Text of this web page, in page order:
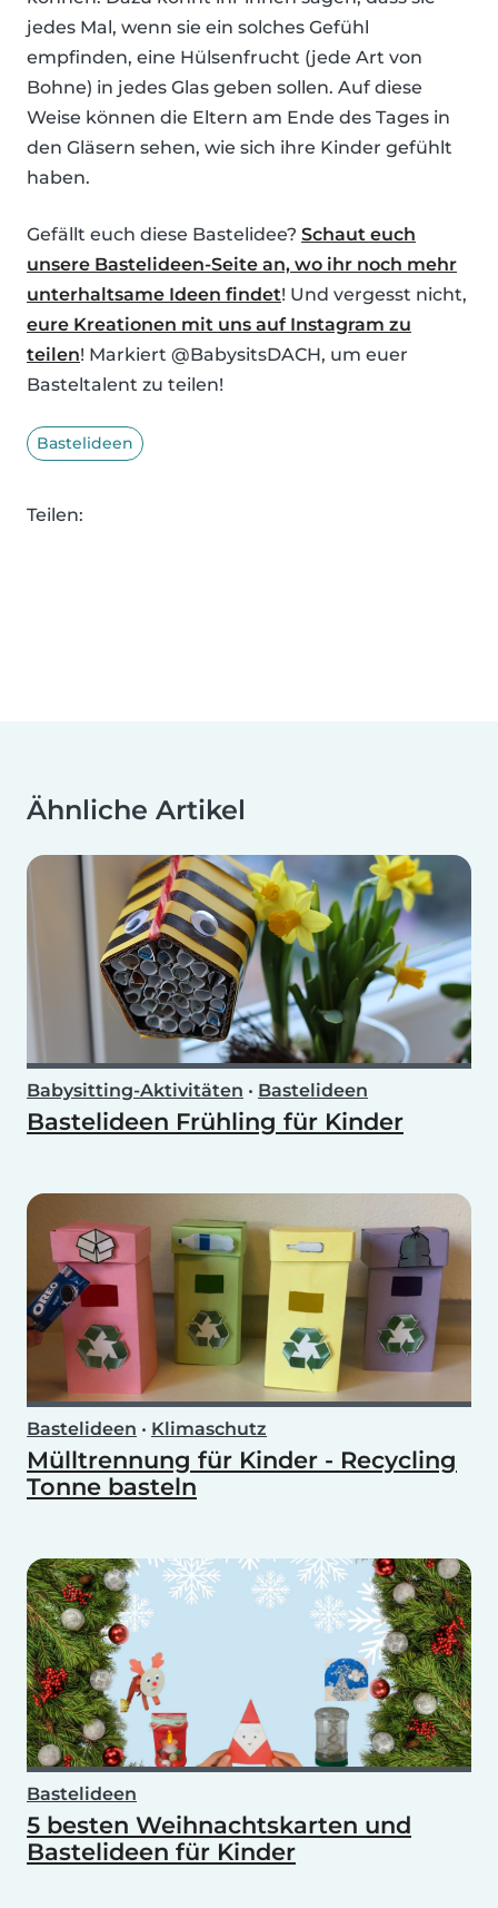
jedes Mal, wenn sie ein solches Gefühl
empfinden, eine Hülsenfrucht (jede Art von
Bohne) in jedes Glas geben sollen. Auf diese
Weise können die Eltern am Ende des Tages in
den Gläsern sehen, wie sich ihre Kinder gefühlt
haben.
Gefällt euch diese Bastelidee? Schaut euch
unsere Bastelideen-Seite an, wo ihr noch mehr
unterhaltsame Ideen findet! Und vergesst nicht,
eure Kreationen mit uns auf Instagram zu
teilen! Markiert @BabysitsDACH, um euer
Basteltalent zu teilen!
Bastelideen
Teilen:
Ähnliche Artikel
Babysitting-Aktivitäten • Bastelideen
Bastelideen Frühling für Kinder
Bastelideen • Klimaschutz
Mülltrennung für Kinder - Recycling
Tonne basteln
Bastelideen
5 besten Weihnachtskarten und
Bastelideen für Kinder